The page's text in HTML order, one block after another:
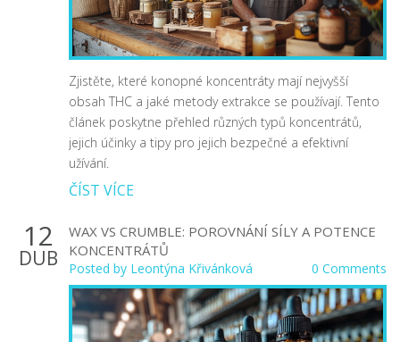
Zjistěte, které konopné koncentráty mají nejvyšší
obsah THC a jaké metody extrakce se používají. Tento
článek poskytne přehled různých typů koncentrátů,
jejich účinky a tipy pro jejich bezpečné a efektivní
užívání.
ČÍST VÍCE
12
DUB
WAX VS CRUMBLE: POROVNÁNÍ SÍLY A POTENCE
KONCENTRÁTŮ
Posted by Leontýna Křivánková 0 Comments